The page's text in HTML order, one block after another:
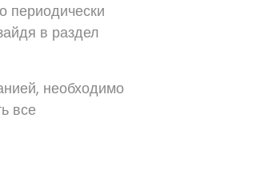
периодически
в раздел
необходимо
все